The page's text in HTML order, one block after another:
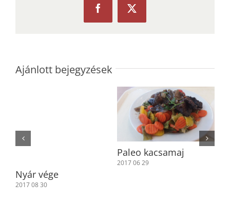
FacebookX
Ajánlott bejegyzések
Nyár vége
2017 08 30
Paleo kacsamaj
2017 06 29